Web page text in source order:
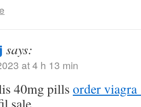
says:
at 4 h 13 min
40mg pills order
sale